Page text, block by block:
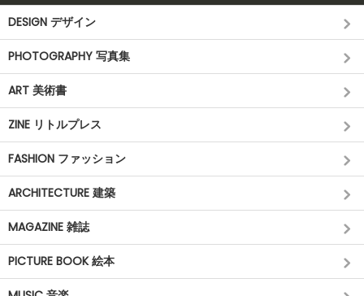
DESIGN デザイン
PHOTOGRAPHY 写真集
ART 美術書
ZINE リトルプレス
FASHION ファッション
ARCHITECTURE 建築
MAGAZINE 雑誌
PICTURE BOOK 絵本